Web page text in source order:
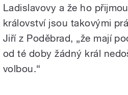
Ladislavovy a že ho
království jsou takovými
Jiří z Poděbrad, „že mají
od té doby žádný král
volbou.“